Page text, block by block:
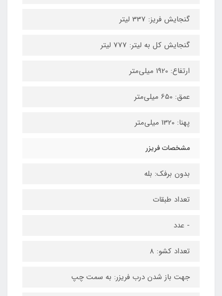
گنجایش فریز: 337 لیتر
گنجایش کل به لیتر: 777 لیتر
ارتفاع: 1920 میلی‌متر
عمق: 650 میلی‌متر
پهنا: 1320 میلی‌متر
مشخصات فریزر
بدون برفک: بله
تعداد طبقات
- عدد
تعداد کشو: 8
جهت باز شدن درب فریزر: به سمت چپ